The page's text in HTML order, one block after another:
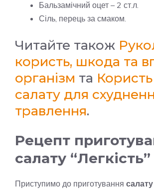
Бальзамічний оцет – 2 ст.л.
Сіль, перець за смаком.
Читайте також
користь, шкода та
організм та
салату для
травлення.
Рецепт
салату “Легкість”
Приступимо до приготування салату